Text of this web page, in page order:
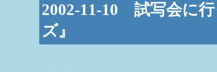
2002-11-10 試写会に
ズ』